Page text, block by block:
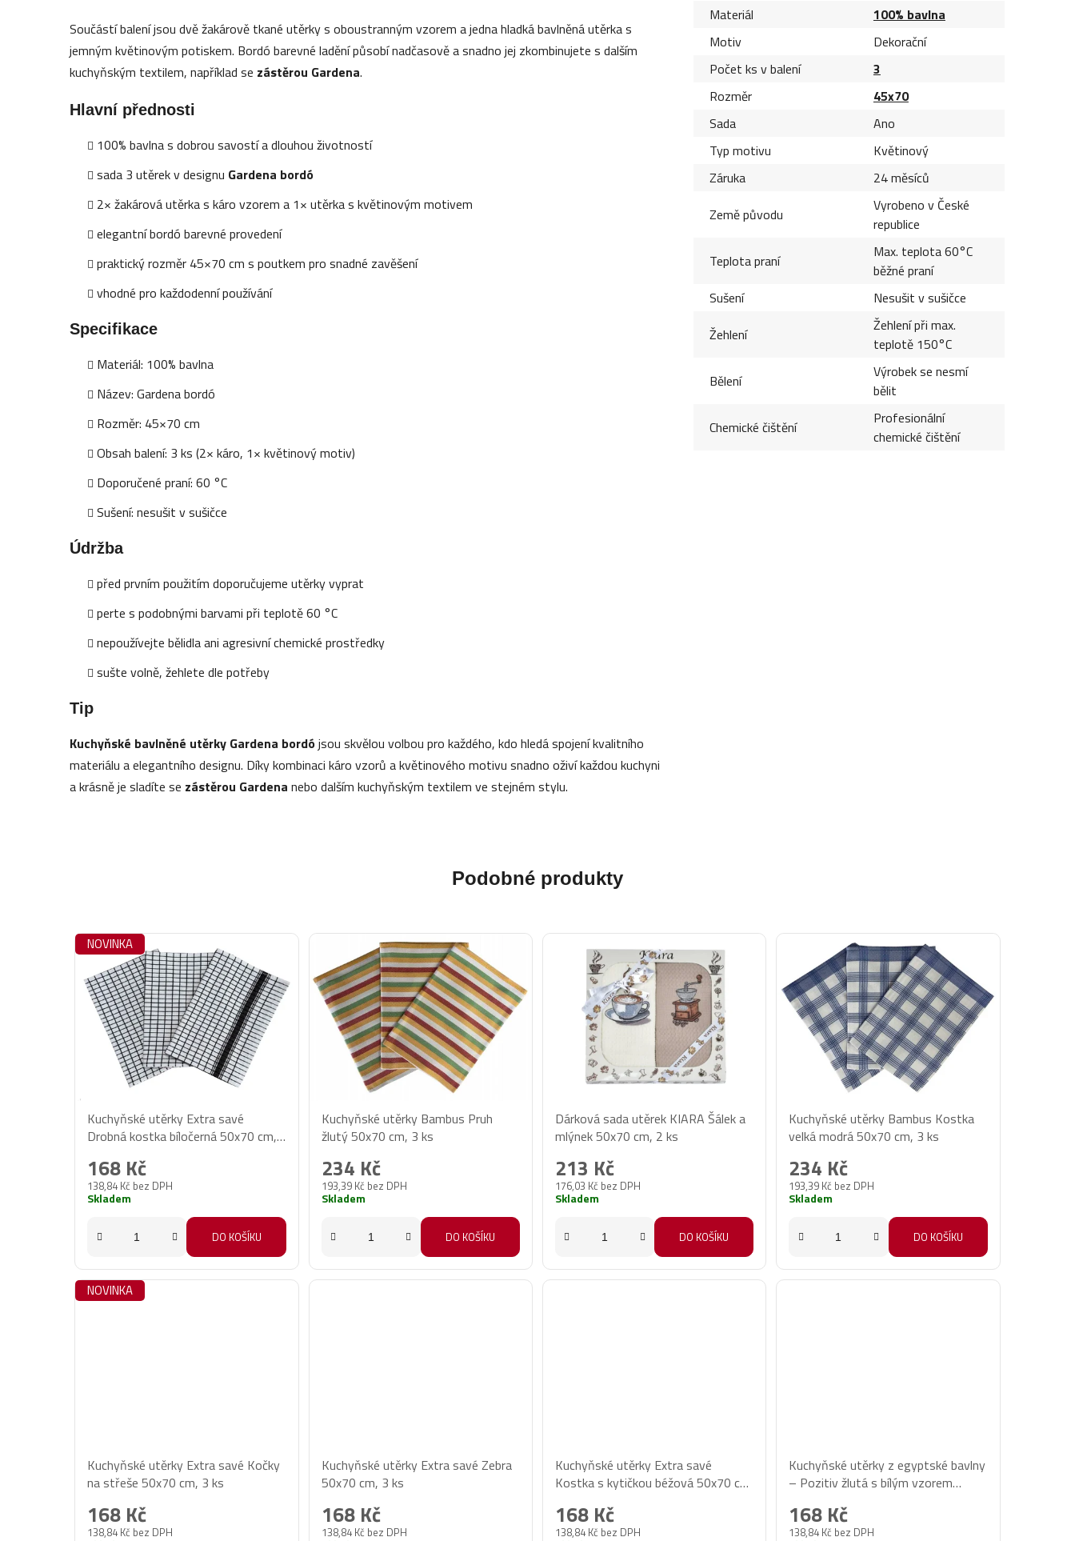
Součástí balení jsou dvě žakárově tkané utěrky s oboustranným vzorem a jedna hladká bavlněná utěrka s
jemným květinovým potiskem. Bordó barevné ladění působí nadčasově a snadno jej zkombinujete s dalším
kuchyňským textilem, například se zástěrou Gardena.
Hlavní přednosti
100% bavlna s dobrou savostí a dlouhou životností
sada 3 utěrek v designu Gardena bordó
2× žakárová utěrka s káro vzorem a 1× utěrka s květinovým motivem
elegantní bordó barevné provedení
praktický rozměr 45×70 cm s poutkem pro snadné zavěšení
vhodné pro každodenní používání
Specifikace
Materiál: 100% bavlna
Název: Gardena bordó
Rozměr: 45×70 cm
Obsah balení: 3 ks (2× káro, 1× květinový motiv)
Doporučené praní: 60 °C
Sušení: nesušit v sušičce
Údržba
před prvním použitím doporučujeme utěrky vyprat
perte s podobnými barvami při teplotě 60 °C
nepoužívejte bělidla ani agresivní chemické prostředky
sušte volně, žehlete dle potřeby
Tip
Kuchyňské bavlněné utěrky Gardena bordójsou skvělou volbou pro každého, kdo hledá spojení kvalitního
materiálu a elegantního designu. Díky kombinaci káro vzorů a květinového motivu snadno oživí každou kuchyni
a krásně je sladíte se zástěrou Gardena nebo dalším kuchyňským textilem ve stejném stylu.
Materiál
100% bavlna
Motiv
Dekorační
Počet ks v balení
3
Rozměr
45x70
Sada
Ano
Typ motivu
Květinový
Záruka
24 měsíců
Země původu
Vyrobeno v České
republice
Teplota praní
Max. teplota 60°C
běžné praní
Sušení
Nesušit v sušičce
Žehlení
Žehlení při max.
teplotě 150°C
Bělení
Výrobek se nesmí
bělit
Chemické čištění
Profesionální
chemické čištění
Podobné produkty
NOVINKA
Kuchyňské utěrky Extra savé
Drobná kostka bíločerná 50x70 cm,
138,84 Kč bez DPH
168 Kč
Skladem
DO KOŠÍKU
Kuchyňské utěrky Bambus Pruh
žlutý 50x70 cm, 3 ks
193,39 Kč bez DPH
234 Kč
Skladem
DO KOŠÍKU
Dárková sada utěrek KIARA Šálek a
mlýnek 50x70 cm, 2 ks
176,03 Kč bez DPH
213 Kč
Skladem
DO KOŠÍKU
Kuchyňské utěrky Bambus Kostka
velká modrá 50x70 cm, 3 ks
193,39 Kč bez DPH
234 Kč
Skladem
DO KOŠÍKU
NOVINKA
Kuchyňské utěrky Extra savé Kočky
na střeše 50x70 cm, 3 ks
138,84 Kč bez DPH
168 Kč
Kuchyňské utěrky Extra savé Zebra
50x70 cm, 3 ks
138,84 Kč bez DPH
168 Kč
Kuchyňské utěrky Extra savé
Kostka s kytičkou béžová 50x70 cm,
138,84 Kč bez DPH
168 Kč
Kuchyňské utěrky z egyptské bavlny
– Pozitiv žlutá s bílým vzorem
138,84 Kč bez DPH
168 Kč